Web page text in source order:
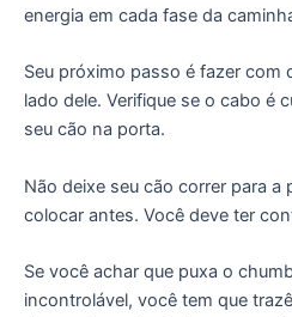
energia em cada fase da
Seu próximo passo é fazer com
lado dele. Verifique se o cabo é
seu cão na porta.
Não deixe seu cão correr para a
colocar antes. Você deve ter
Se você achar que puxa o
incontrolável, você tem que